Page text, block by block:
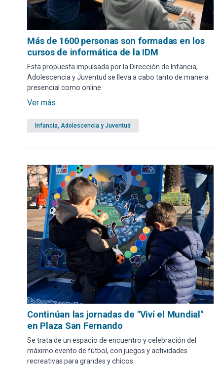
Más de 1600 personas son formadas en los
cursos de informática de la IDM
Esta propuesta impulsada por la Dirección de Infancia,
Adolescencia y Juventud se lleva a cabo tanto de manera
presencial como online.
Ver más
Infancia, Adolescencia y Juventud
Continúan las jornadas de "Viví el Mundial"
en Plaza San Fernando
Se trata de un espacio de encuentro y celebración del
máximo evento de fútbol, con juegos y actividades
recreativas para grandes y chicos.